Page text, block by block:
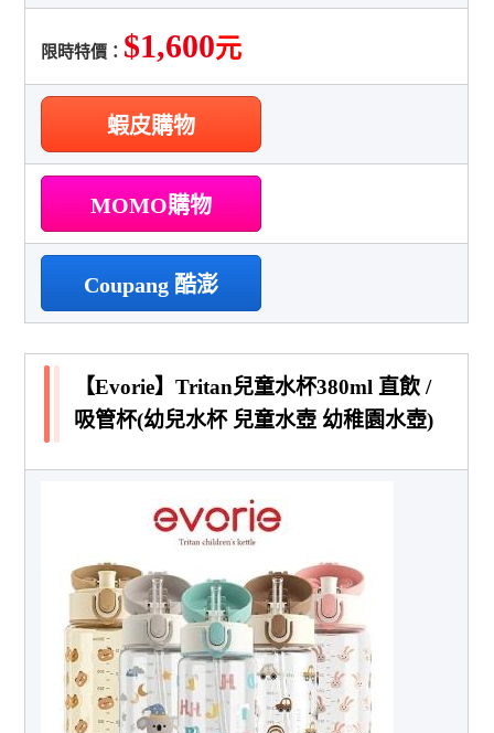
限時特價： $1,600元
蝦皮購物
MOMO購物
Coupang 酷澎
【Evorie】Tritan兒童水杯380ml 直飲 /
吸管杯(幼兒水杯 兒童水壺 幼稚園水壺)